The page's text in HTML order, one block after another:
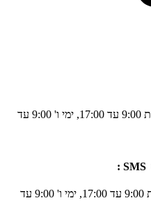
בימים א'- ה' בין השעות 9:00 עד 17:00, ימי ו' 9:00 עד
052-8332941 בימים א'- ה' בין השעות 9:00 עד 17:00, ימי ו' 9:00 עד